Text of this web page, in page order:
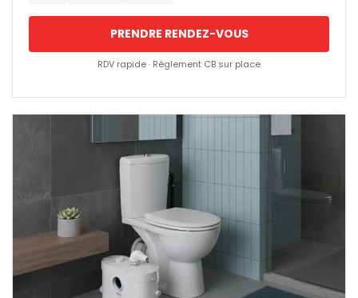
PRENDRE RENDEZ-VOUS
RDV rapide · Règlement CB sur place